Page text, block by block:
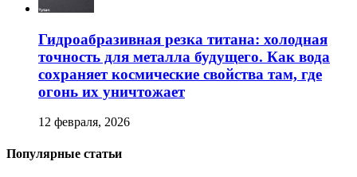
Гидроабразивная резка титана: холодная
точность для металла будущего. Как вода
сохраняет космические свойства там, где
огонь их уничтожает
12 февраля, 2026
Популярные статьи